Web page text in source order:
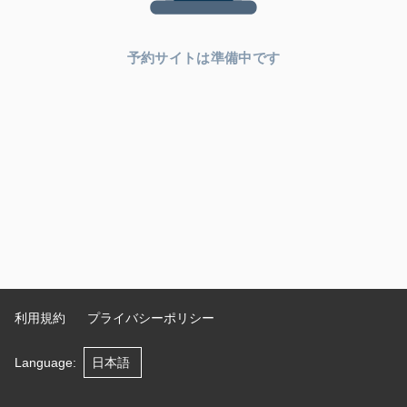
予約サイトは準備中です
利用規約 プライバシーポリシー
Language: